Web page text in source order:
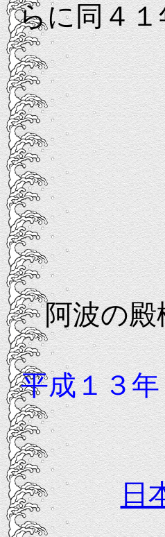
らに同４
阿波の
平成１３
日